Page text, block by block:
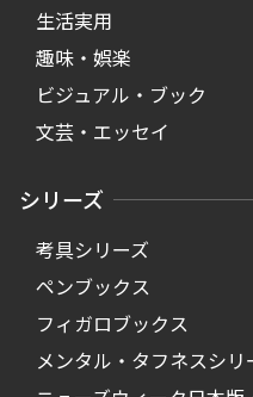
生活実用
趣味・娯楽
ビジュアル・ブック
文芸・エッセイ
シリーズ
考具シリーズ
ペンブックス
フィガロブックス
メンタル・タフネスシリ